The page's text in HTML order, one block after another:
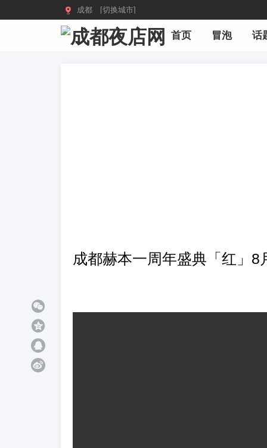
 成都 [切换城市]
首页 冒泡 话
成都赫本一周年盛典「红」8